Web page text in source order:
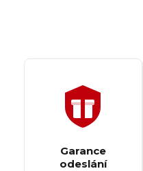
Garance
odeslání